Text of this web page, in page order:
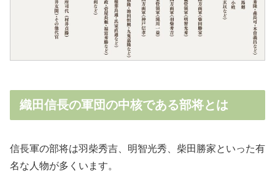
織田信長の軍団の中核である部将とは
信長軍の部将は羽柴秀吉、明智光秀、柴田勝家といった有
名な人物が多くいます。